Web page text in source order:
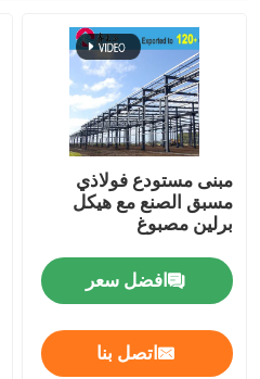
المنازل المجهزة من الفولاذ
المواد الهيكلية من الصلب
قفص الدجاج طبقة البيض
نظام قفص الدجاج
نظام أرضية الطيور
مبنى مستودع فولاذي
مسبق الصنع مع هيكل
برلين مصبوغ
افضل سعر
اتصل بنا